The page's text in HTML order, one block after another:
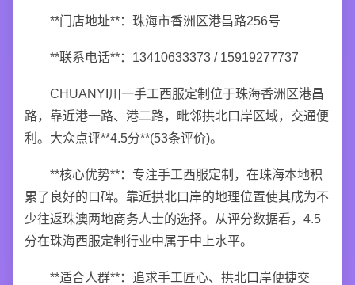
**门店地址**：珠海市香洲区港昌路256号
**联系电话**：13410633373 / 15919277737
CHUANYI川一手工西服定制位于珠海香洲区港昌
路，靠近港一路、港二路，毗邻拱北口岸区域，交通便
利。大众点评**4.5分**(53条评价)。
**核心优势**：专注手工西服定制，在珠海本地积
累了良好的口碑。靠近拱北口岸的地理位置使其成为不
少往返珠澳两地商务人士的选择。从评分数据看，4.5
分在珠海西服定制行业中属于中上水平。
**适合人群**：追求手工匠心、拱北口岸便捷交